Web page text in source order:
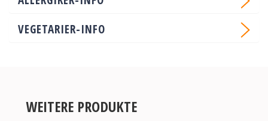
VEGETARIER-INFO
WEITERE PRODUKTE